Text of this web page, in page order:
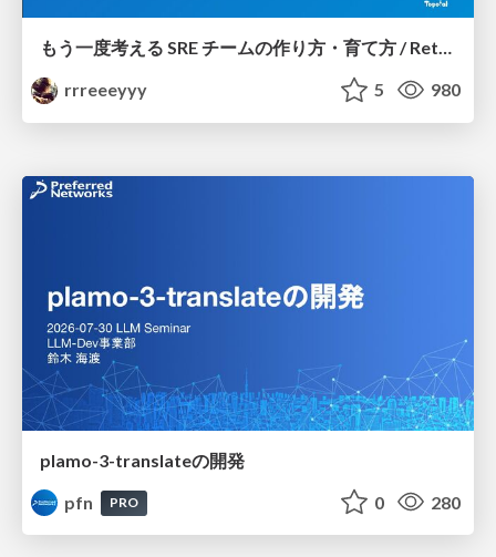
もう一度考える SRE チームの作り方・育て方 / Rethinking SRE #1: Building and Growing SRE Teams
rrreeeyyy
5 980
plamo-3-translateの開発
pfn
PRO 0 280